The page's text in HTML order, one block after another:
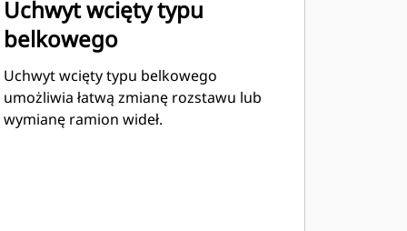
Uchwyt wcięty typu
belkowego
Uchwyt wcięty typu belkowego
umożliwia łatwą zmianę rozstawu lub
wymianę ramion wideł.